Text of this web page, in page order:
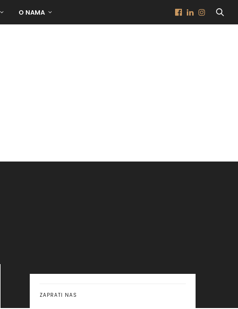
O NAMA
ZAPRATI NAS